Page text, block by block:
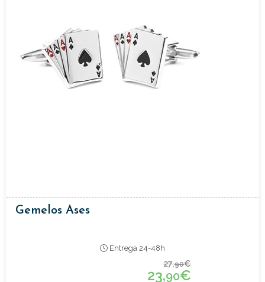
Gemelos Ases
Entrega 24-48h
27,90€
23,90€